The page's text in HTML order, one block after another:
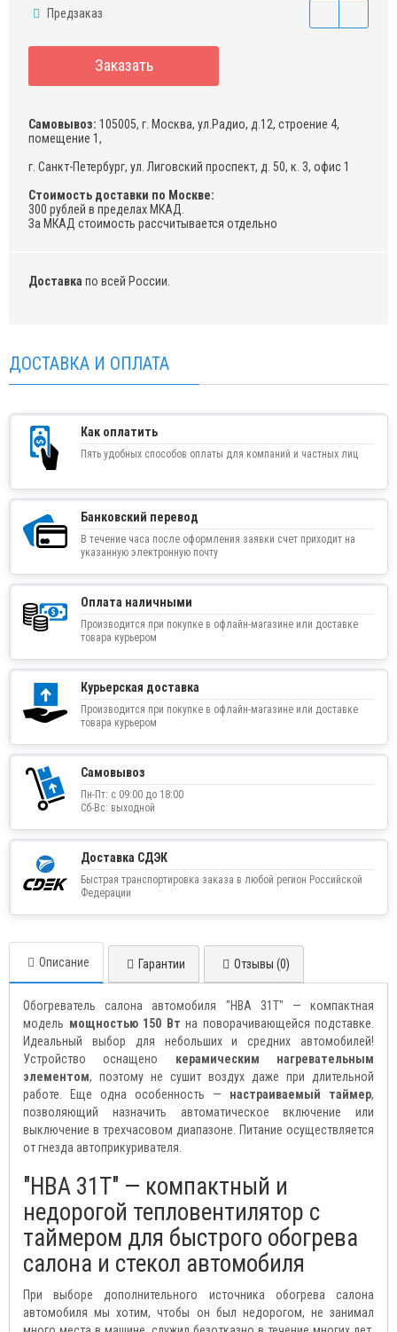
Предзаказ
Заказать
Самовывоз: 105005, г. Москва, ул.Радио, д.12, строение 4,
помещение 1,
г. Санкт-Петербург, ул. Лиговский проспект, д. 50, к. 3, офис 1
Стоимость доставки по Москве:
300 рублей в пределах МКАД.
За МКАД стоимость рассчитывается отдельно
Доставка по всей России.
ДОСТАВКА И ОПЛАТА
Как оплатить
Пять удобных способов оплаты для компаний и частных лиц
Банковский перевод
В течение часа после оформления заявки счет приходит на
указанную электронную почту
Оплата наличными
Производится при покупке в офлайн-магазине или доставке
товара курьером
Курьерская доставка
Производится при покупке в офлайн-магазине или доставке
товара курьером
Самовывоз
Пн-Пт: с 09:00 до 18:00
Сб-Вс: выходной
Доставка СДЭК
Быстрая транспортировка заказа в любой регион Российской
Федерации
Описание Гарантии Отзывы (0)
Обогреватель салона автомобиля "HBA 31T" — компактная
модель мощностью 150 Вт на поворачивающейся подставке.
Идеальный выбор для небольших и средних автомобилей!
Устройство оснащено керамическим нагревательным
элементом, поэтому не сушит воздух даже при длительной
работе. Еще одна особенность — настраиваемый таймер,
позволяющий назначить автоматическое включение или
выключение в трехчасовом диапазоне. Питание осуществляется
от гнезда автоприкуривателя.
"HBA 31T" — компактный и
недорогой тепловентилятор с
таймером для быстрого обогрева
салона и стекол автомобиля
При выборе дополнительного источника обогрева салона
автомобиля мы хотим, чтобы он был недорогом, не занимал